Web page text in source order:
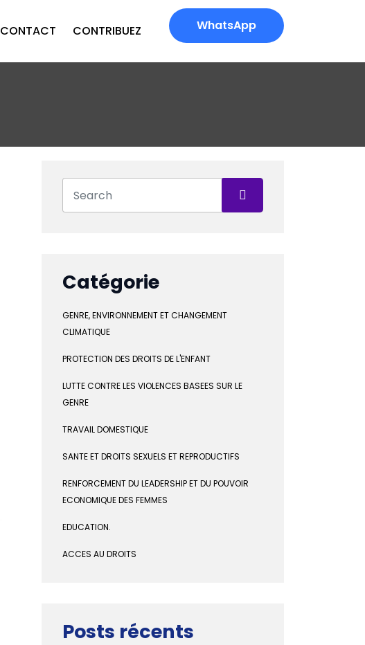
CONTACT CONTRIBUEZ WhatsApp
Catégorie
GENRE, ENVIRONNEMENT ET CHANGEMENT
CLIMATIQUE
PROTECTION DES DROITS DE L'ENFANT
LUTTE CONTRE LES VIOLENCES BASEES SUR LE
GENRE
TRAVAIL DOMESTIQUE
SANTE ET DROITS SEXUELS ET REPRODUCTIFS
RENFORCEMENT DU LEADERSHIP ET DU POUVOIR
ECONOMIQUE DES FEMMES
EDUCATION.
ACCES AU DROITS
Posts récents